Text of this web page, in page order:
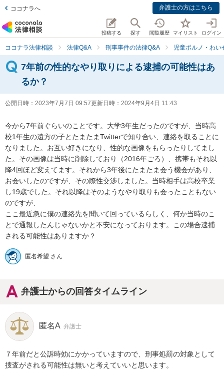
ココナラへ 弁護士の方はこちら
投稿する 探す 閲覧履歴 マイリスト ログイン
ココナラ法律相談 法律Q&A 刑事事件の法律Q&A 児童ポルノ・わ
7年前の性的なやり取りによる逮捕の可能性はあ
るか？
公開日時： 2023年7月7日 09:57更新日時： 2024年9月4日 11:43
今から7年前ぐらいのことです。大学3年生だったのですが、当時高
校1年生の遠方の子とたまたまTwitterで知り合い、連絡を取ることに
なりました。お互い好きになり、性的な画像をもらったりしてまし
た。その画像は当時に削除しており（2016年ごろ）、携帯もそれ以
降4回ほど変えてます。それから3年後にたまたま会う機会があり、
お会いしたのですが、その際性交渉しました。当時相手は高校卒業
し19歳でした。それ以降はそのようなやり取りも会ったこともない
のですが、
ここ最近急に僕の連絡先を聞いて回っているらしく、何か当時のこ
とで通報したんじゃないかと不安になっております。この場合逮捕
される可能性はありますか？
匿名希望 さん
弁護士からの回答タイムライン
匿名A 弁護士
７年前だと公訴時効にかかっていますので、刑事処罰の対象として
捜査がされる可能性は無いと考えていいと思います。